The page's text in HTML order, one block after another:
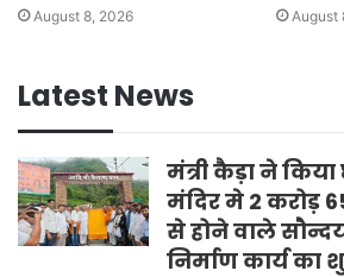
August 8, 2026 August
Latest News
मंत्री कैड़ा ने
मंदिर मे 2 करोड़
से होने वाले
निर्माण कार्य का